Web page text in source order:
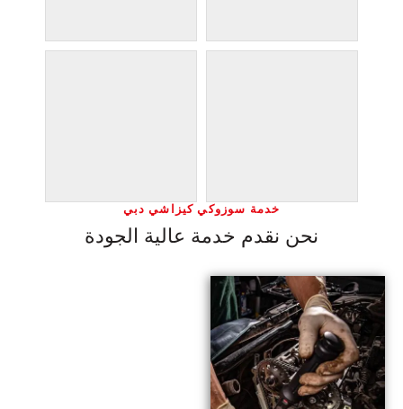
خدمة سوزوكي كيزاشي دبي
نحن نقدم خدمة عالية الجودة